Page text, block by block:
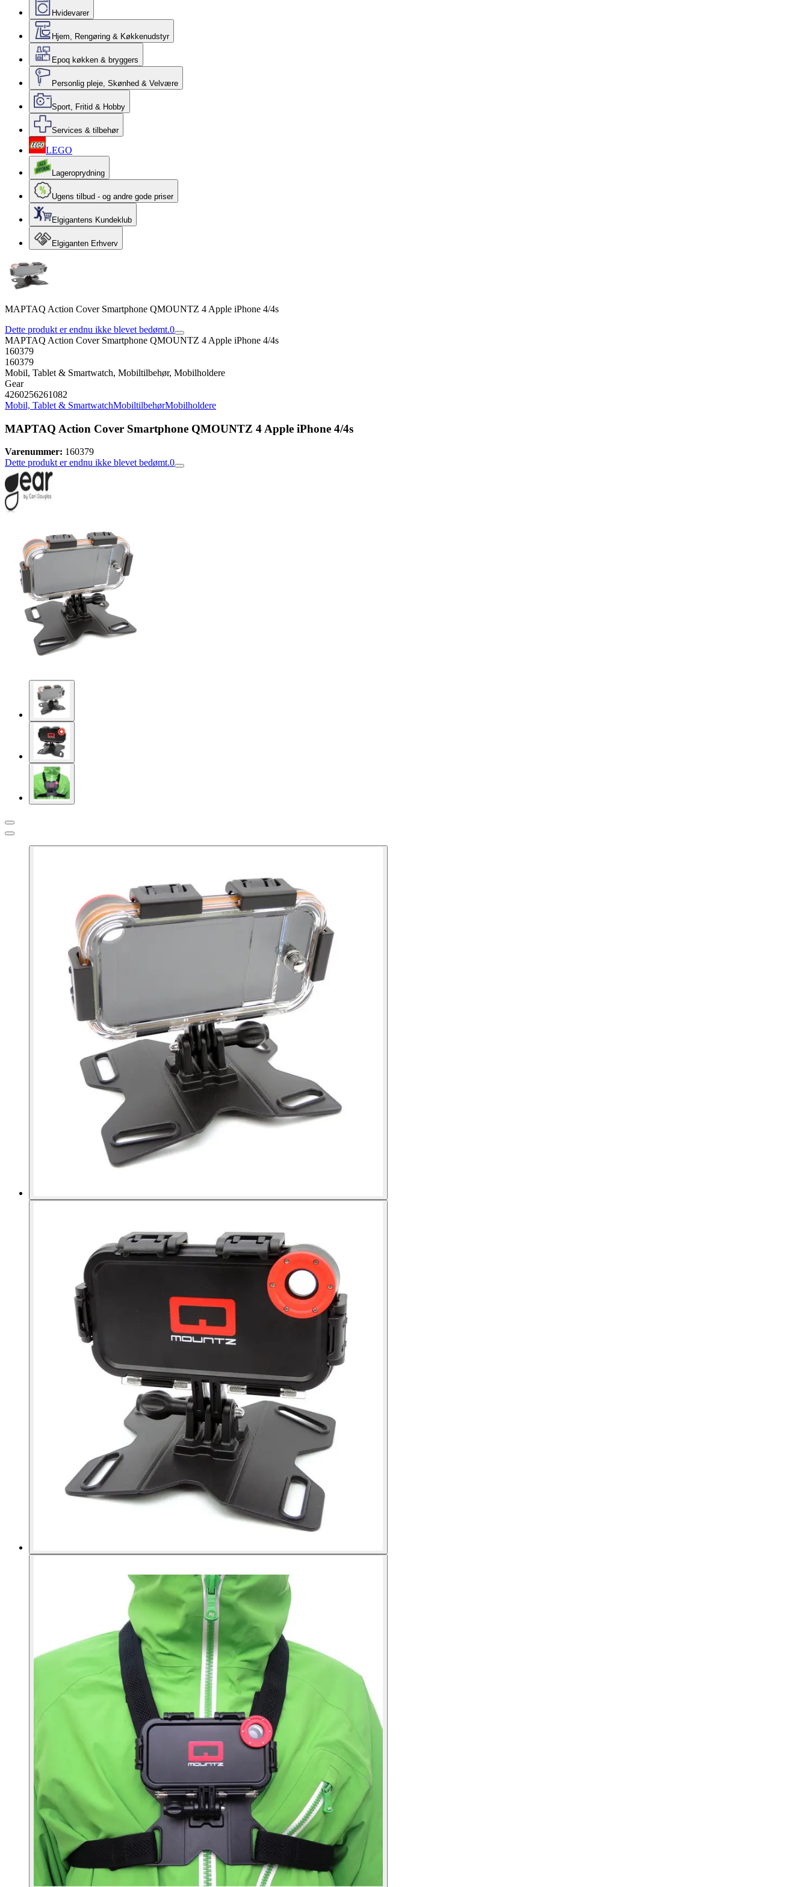
Hvidevarer
Hjem, Rengøring & Køkkenudstyr
Epoq køkken & bryggers
Personlig pleje, Skønhed & Velvære
Sport, Fritid & Hobby
Services & tilbehør
LEGO
Lageroprydning
Ugens tilbud - og andre gode priser
Elgigantens Kundeklub
Elgiganten Erhverv
MAPTAQ Action Cover Smartphone QMOUNTZ 4 Apple iPhone 4/4s
Dette produkt er endnu ikke blevet bedømt.0
MAPTAQ Action Cover Smartphone QMOUNTZ 4 Apple iPhone 4/4s
160379
160379
Mobil, Tablet & Smartwatch, Mobiltilbehør, Mobilholdere
Gear
4260256261082
Mobil, Tablet & SmartwatchMobiltilbehørMobilholdere
MAPTAQ Action Cover Smartphone QMOUNTZ 4 Apple iPhone 4/4s
Varenummer: 160379
Dette produkt er endnu ikke blevet bedømt.0